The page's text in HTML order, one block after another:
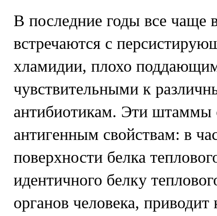
В последние годы все чаще
встречаются с
хламидии, плохо
чувствительными к
антибиотикам. Эти штаммы
антигенным свойствам: в
поверхности белка
идентичного белку
органов человека, приводит